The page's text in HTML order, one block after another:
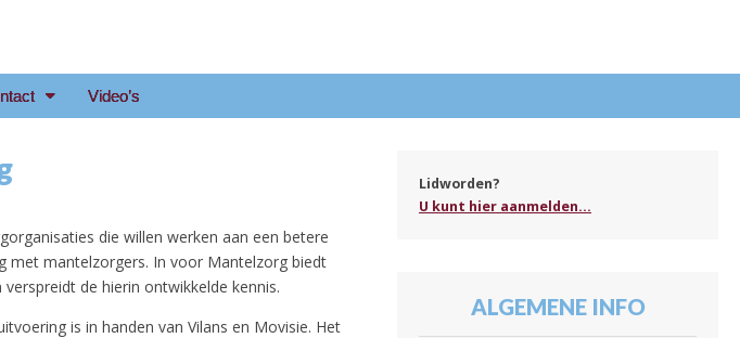
e.o.
Video’s
die willen werken aan een betere
met mantelzorgers. In voor Mantelzorg biedt
de hierin ontwikkelde kennis.
is in handen van Vilans en Movisie. Het
Lidworden?
U kunt hier aanmelden...
ALGEMENE INFO